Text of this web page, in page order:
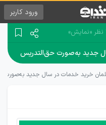
ورود کاربر
«نمایش»
جدید به‌صورت حق‌التدریس
خرید خدمات در سال جدید به‌صورت